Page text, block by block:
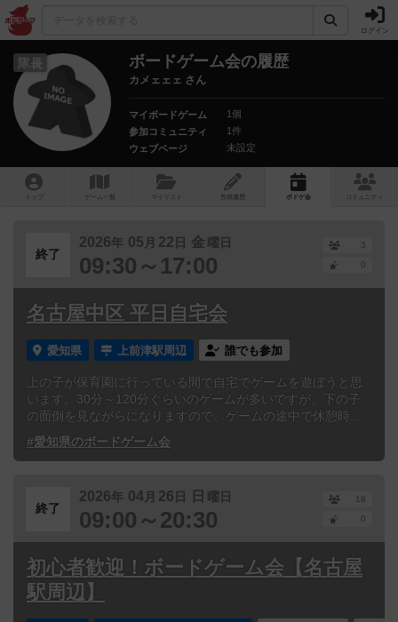
ログイン
隊長 ボードゲーム会の履歴
カメェェェ さん
マイボードゲーム
1個
参加コミュニティ
1件
ウェブページ
未設定
トップ ゲーム一覧 マイリスト 投稿履歴 ボ ドゲ会 コミュニティ
終了
2026年 05 月 22 日 金曜日
09:30～17:00
3
0
名古屋中区 平日自宅会
愛知県 上前津駅周辺 誰でも参加
上の子が保育園に行っている間で自宅でゲームを遊ぼうと思
います。30分～120分ぐらいのゲームが多いですが、下の子
の面倒を見ながらになりますので、ゲームの途中で休憩時...
#愛知県のボードゲーム会
終了
2026年 04月 26 日 日 曜日
09:00～20:30
18
0
初心者歓迎！ボードゲーム会【名古屋
駅周辺】